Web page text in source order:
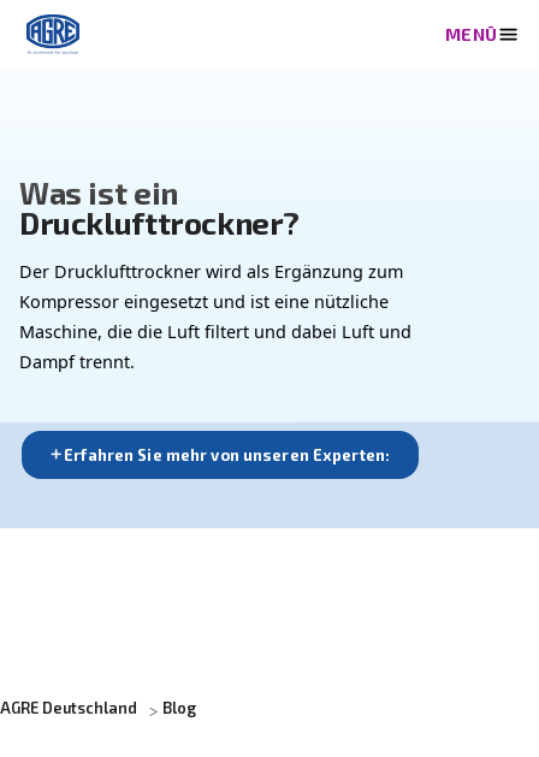
Was ist ein
Drucklufttrockner?
Der Drucklufttrockner wird als Ergänzung zum
Kompressor eingesetzt und ist eine nützliche
Dampf trennt.